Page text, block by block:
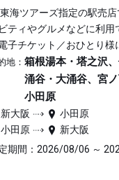
海ツアーズ指定の駅売
ティやグルメなどに利
電子チケット／おひとり
地： 箱根湯本・塔之沢
涌谷・大涌谷、宮
小田原
新大阪
小田原
小田原
新大阪
期間：2026/08/06 ～